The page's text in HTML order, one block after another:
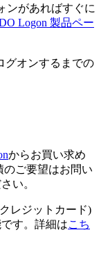
ンがあればすぐに
Logon 製品ペー
グオンするまでの
からお買い求め
ご要望はお問い
い。
レジットカード)
す。詳細はこち